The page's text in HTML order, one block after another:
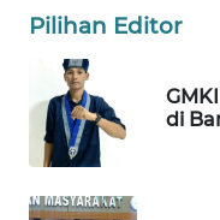
Pilihan Editor
di
BOROBUDUR
WN
MADURA
WN
SURABAYA